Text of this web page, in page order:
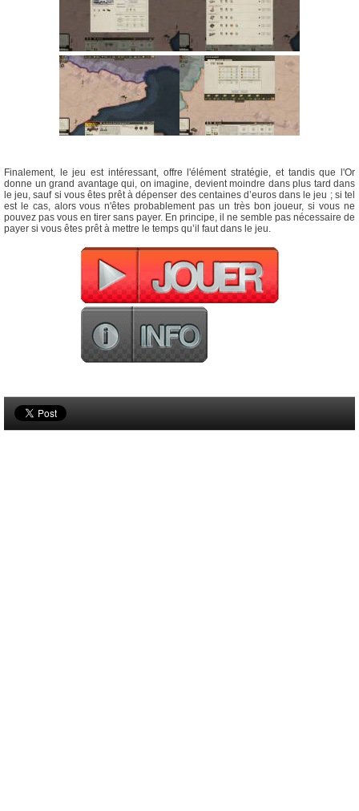
Finalement, le jeu est intéressant, offre l'élément stratégie, et tandis que l'Or
donne un grand avantage qui, on imagine, devient moindre dans plus tard dans
le jeu, sauf si vous êtes prêt à dépenser des centaines d’euros dans le jeu ; si tel
est le cas, alors vous n'êtes probablement pas un très bon joueur, si vous ne
pouvez pas vous en tirer sans payer. En principe, il ne semble pas nécessaire de
payer si vous êtes prêt à mettre le temps qu’il faut dans le jeu.